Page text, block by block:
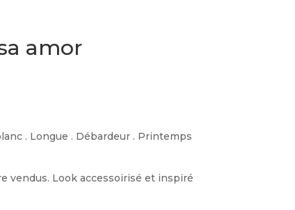
amor
. Longue . Débardeur . Printemps
vendus. Look accessoirisé et inspiré